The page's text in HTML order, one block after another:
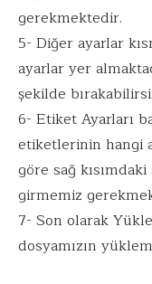
gerekmektedir.
5- Diğer ayarlar
ayarlar yer
şekilde
6- Etiket Ayarları
etiketlerinin hangi
göre sağ
girmemiz
7- Son olarak
dosyamızın